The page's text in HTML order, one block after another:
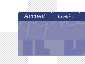
Accueil Invités